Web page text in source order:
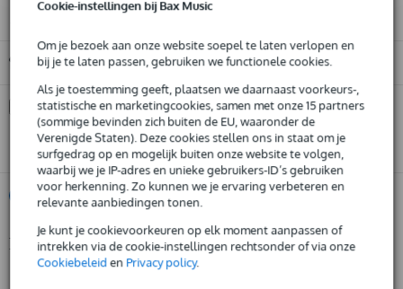
Cookie-instellingen bij Bax Music
Om je bezoek aan onze website soepel te laten verlopen en
bij je te laten passen, gebruiken we functionele cookies.
Als je toestemming geeft, plaatsen we daarnaast voorkeurs-,
statistische en marketingcookies, samen met onze 15 partners
(sommige bevinden zich buiten de EU, waaronder de
Verenigde Staten). Deze cookies stellen ons in staat om je
surfgedrag op en mogelijk buiten onze website te volgen,
waarbij we je IP-adres en unieke gebruikers-ID’s gebruiken
voor herkenning. Zo kunnen we je ervaring verbeteren en
relevante aanbiedingen tonen.
Je kunt je cookievoorkeuren op elk moment aanpassen of
intrekken via de cookie-instellingen rechtsonder of via onze
Cookiebeleiden Privacy policy.
Alleen geschikt voor:
Gratis ophalen in de winkel
Kies nu voor 2 jaar extra Bax Music garantie en meer
voordelen
€ 24,60 eenmalig
Huur dit product
Huur dit product al vanaf 35 euro per maand
Huur meerdere producten tegelijk: min. € 300,- en max.
Productinformatie